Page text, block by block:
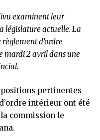
examinent leur
législature actuelle. La
d’ordre
mardi 2 avril dans une
pertinentes
intérieur ont été
commission le